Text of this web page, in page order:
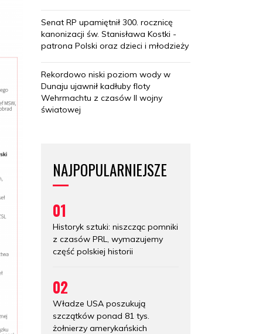
Senat RP upamiętnił 300. rocznicę
kanonizacji św. Stanisława Kostki -
patrona Polski oraz dzieci i młodzieży
Rekordowo niski poziom wody w
Dunaju ujawnił kadłuby floty
Wehrmachtu z czasów II wojny
światowej
NAJPOPULARNIEJSZE
01
Historyk sztuki: niszcząc pomniki
z czasów PRL, wymazujemy
część polskiej historii
02
Władze USA poszukują
szczątków ponad 81 tys.
żołnierzy amerykańskich